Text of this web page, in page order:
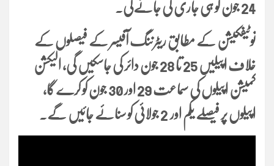
24 جون کو ہی جاری کی جائےگی۔
نوٹیفکیشن کے مطابق ریٹرننگ آفیسر کے فیصلوں کے
خلاف اپیلیں 25 تا 28 جون دائر کی جاسکیں گی، الیکشن
کمیشن اپیلوں کی سماعت 29 اور 30 جون کو کرے گا،
اپیلوں پر فیصلے یکم اور 2 جولائی کو سنائے جائیں گے۔